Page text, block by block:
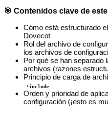
🎯 Contenidos clave de
Cómo está estructurado
Dovecot
Rol del archivo de
los archivos de
Por qué se han separado
archivos (razones
Principio de carga de
!include
Orden y prioridad de
configuración (¡esto es